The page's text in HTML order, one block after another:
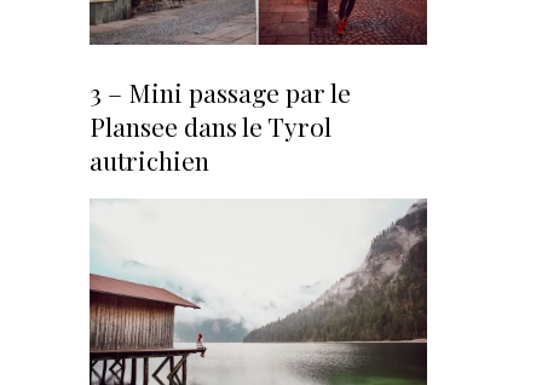
3 – Mini passage par le
Plansee dans le Tyrol
autrichien